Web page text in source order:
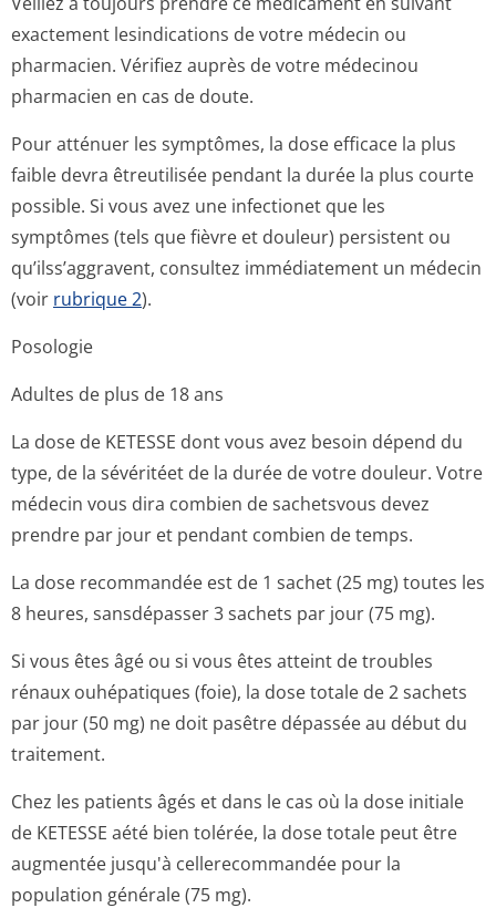
exactement lesindications de votre médecin ou
pharmacien. Vérifiez auprès de votre médecinou
pharmacien en cas de doute.
Pour atténuer les symptômes, la dose efficace la plus
faible devra êtreutilisée pendant la durée la plus courte
possible. Si vous avez une infectionet que les
symptômes (tels que fièvre et douleur) persistent ou
qu’ilss’aggravent, consultez immédiatement un médecin
(voir rubrique 2).
Posologie
Adultes de plus de 18 ans
La dose de KETESSE dont vous avez besoin dépend du
type, de la sévéritéet de la durée de votre douleur. Votre
médecin vous dira combien de sachetsvous devez
prendre par jour et pendant combien de temps.
La dose recommandée est de 1 sachet (25 mg) toutes les
8 heures, sansdépasser 3 sachets par jour (75 mg).
Si vous êtes âgé ou si vous êtes atteint de troubles
rénaux ouhépatiques (foie), la dose totale de 2 sachets
par jour (50 mg) ne doit pasêtre dépassée au début du
traitement.
Chez les patients âgés et dans le cas où la dose initiale
de KETESSE aété bien tolérée, la dose totale peut être
augmentée jusqu'à cellerecommandée pour la
population générale (75 mg).